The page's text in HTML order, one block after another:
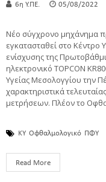
6η Υ.ΠΕ. 05/08/2022
Νέο σύγχρονο μηχάνημα
εγκατασταθεί στο Κέντρο
ενίσχυσης της
ηλεκτρονικό TOPCON
Υγείας Μεσολογγίου την
χαρακτηριστικά
μετρήσεων. Πλέον το
ΚΥ Οφθαλμολογικό ΠΦΥ
Read More